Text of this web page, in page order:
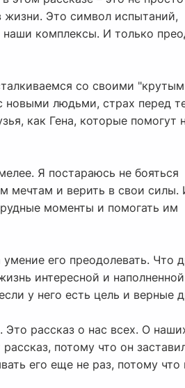
жизни. Это символ испытаний,
комплексы. И только
со своими
новыми людьми, страх перед
как Гена, которые помогут
Я постараюсь не бояться
мечтам и верить в свои
моменты и помогать им
его преодолевать. Что
интересной и
у него есть цель и верные
рассказ о нас всех. О
потому что он
его еще не раз, потому что